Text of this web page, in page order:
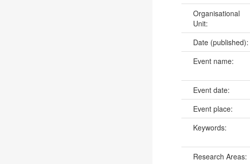
Organisational
Unit:
Date (published):
Event name:
Event date:
Event place:
Keywords:
Research Areas: